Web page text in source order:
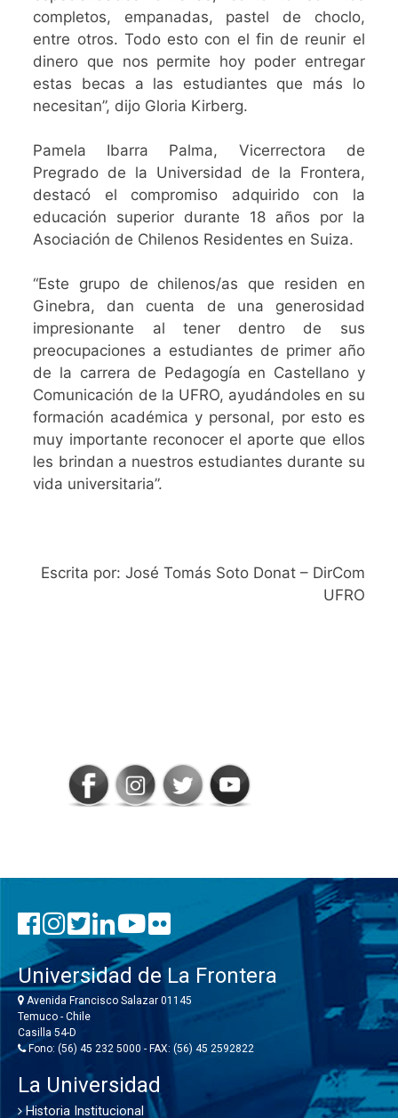
completos, empanadas, pastel de choclo,
entre otros. Todo esto con el fin de reunir el
dinero que nos permite hoy poder entregar
estas becas a las estudiantes que más lo
necesitan”, dijo Gloria Kirberg.
Pamela Ibarra Palma, Vicerrectora de
Pregrado de la Universidad de la Frontera,
destacó el compromiso adquirido con la
educación superior durante 18 años por la
Asociación de Chilenos Residentes en Suiza.
“Este grupo de chilenos/as que residen en
Ginebra, dan cuenta de una generosidad
impresionante al tener dentro de sus
preocupaciones a estudiantes de primer año
de la carrera de Pedagogía en Castellano y
Comunicación de la UFRO, ayudándoles en su
formación académica y personal, por esto es
muy importante reconocer el aporte que ellos
les brindan a nuestros estudiantes durante su
vida universitaria”.
Escrita por: José Tomás Soto Donat – DirCom
UFRO
Universidad de La Frontera
Avenida Francisco Salazar 01145
Temuco - Chile
Casilla 54-D
Fono: (56) 45 232 5000 - FAX: (56) 45 2592822
La Universidad
Historia Institucional